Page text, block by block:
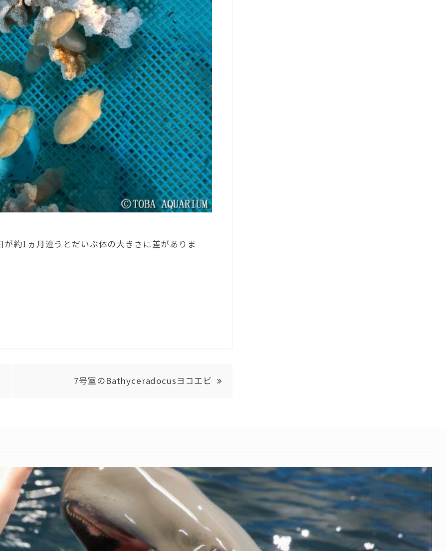
約1ヵ月違うとだいぶ体の大きさに差がありま
7号室のBathyceradocusヨコエビ